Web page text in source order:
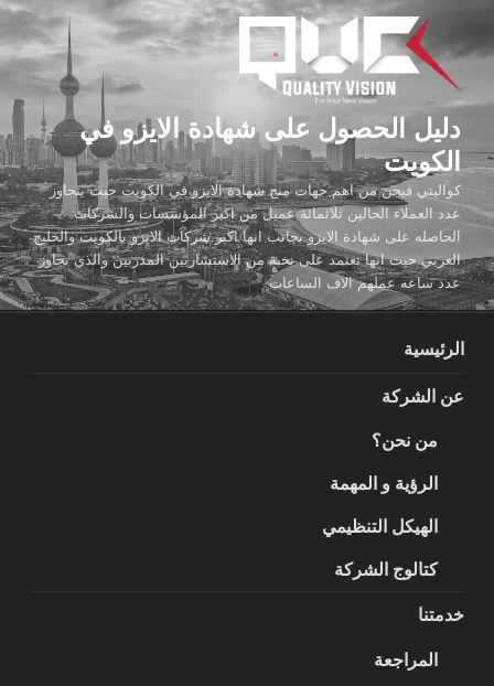
المحتوى
دليل الحصول على شهادة الايزو في
الكويت
كواليتي فيجن من اهم جهات منح شهادة الايزو في الكويت حيث يتجاوز
عدد العملاء الحالين ثلاثمائة عميل من اكبر المؤسسات والشركات
الحاصله على شهادة الايزو بجانب انها اكبر شركات الايزو بالكويت والخليج
العربي حيث انها تعتمد على نخبة من الاستشاريين المدربين والذي تجاوز
عدد ساعه عملهم الاف الساعات
الرئيسية
عن الشركة
من نحن؟
الرؤية و المهمة
الهيكل التنظيمي
كتالوج الشركة
خدمتنا
المراجعة